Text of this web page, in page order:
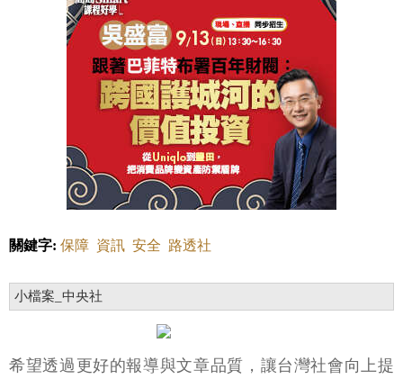
關鍵字: 保障 資訊 安全 路透社
小檔案_中央社
希望透過更好的報導與文章品質，讓台灣社會向上提